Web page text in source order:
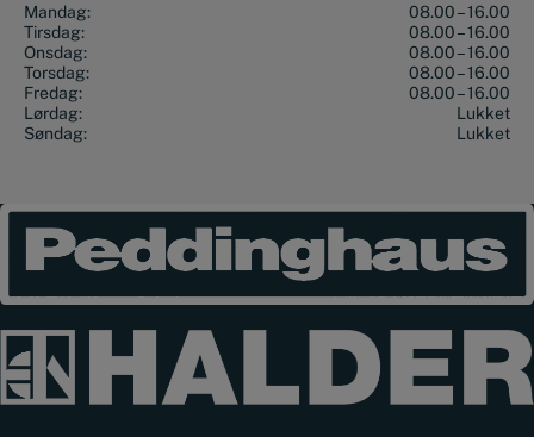
Mandag:
08.00 – 16.00
Tirsdag:
08.00 – 16.00
Onsdag:
08.00 – 16.00
Torsdag:
08.00 – 16.00
Fredag:
08.00 – 16.00
Lørdag:
Lukket
Søndag:
Lukket